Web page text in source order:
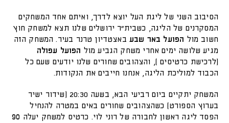
הסיבוב השני של ליגת העל יוצא לדרך, ואיתם אחד המשחקים
המסקרנים של הליגה, כשבית"ר ירושלים שלנו תצא למשחק חוץ
חשוב מול הפועל באר שבעבאצטדיון טרנר בעיר. המשחק הזה
מגיע שלושה ימים אחרי משחק הגביע מול הפועל עפולה
(לרכישת כרטיסים ), והצהובים שחורים שלנו יודעים שעם כל
הכבוד למוליכת הליגה, אנחנו חייבים את הנקודות.
המשחק יתקיים ביום רביעי הבא, בשעה 20:30 (שידור ישיר
בערוץ הספורט) כשהצהובים שחורים באים במטרה להנחיל
הפסד ליגה ראשון לחבורה של רוני לוי. כרטיס למשחק יעלה 90